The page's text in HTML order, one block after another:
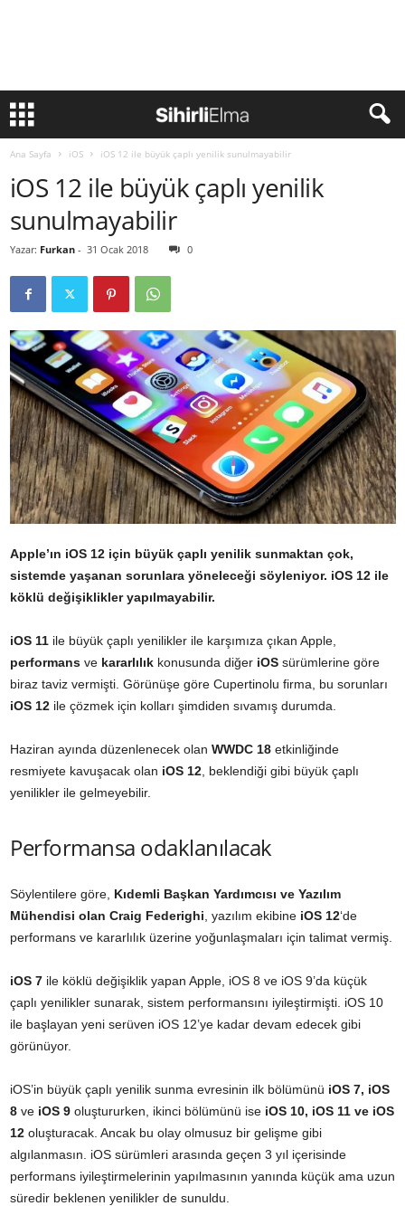
Ana Sayfa iOS iOS 12 ile büyük çaplı yenilik sunulmayabilir
iOS 12 ile büyük çaplı yenilik
sunulmayabilir
Yazar: Furkan - 31 Ocak 2018 0
Apple’ın iOS 12 için büyük çaplı yenilik sunmaktan çok,
sistemde yaşanan sorunlara yöneleceği söyleniyor. iOS 12 ile
köklü değişiklikler yapılmayabilir.
iOS 11 ile büyük çaplı yenilikler ile karşımıza çıkan Apple,
performans ve kararlılık konusunda diğer iOS sürümlerine göre
biraz taviz vermişti. Görünüşe göre Cupertinolu firma, bu sorunları
iOS 12 ile çözmek için kolları şimdiden sıvamış durumda.
Haziran ayında düzenlenecek olan WWDC 18 etkinliğinde
resmiyete kavuşacak olan iOS 12 , beklendiği gibi büyük çaplı
yenilikler ile gelmeyebilir.
Performansa odaklanılacak
Söylentilere göre, Kıdemli Başkan Yardımcısı ve Yazılım
Mühendisi olan Craig Federighi , yazılım ekibine iOS 12‘de
performans ve kararlılık üzerine yoğunlaşmaları için talimat vermiş.
iOS 7 ile köklü değişiklik yapan Apple, iOS 8 ve iOS 9’da küçük
çaplı yenilikler sunarak, sistem performansını iyileştirmişti. iOS 10
ile başlayan yeni serüven iOS 12’ye kadar devam edecek gibi
görünüyor.
iOS’in büyük çaplı yenilik sunma evresinin ilk bölümünü iOS 7, iOS
8 ve iOS 9 oluştururken, ikinci bölümünü ise iOS 10, iOS 11 ve iOS
12 oluşturacak. Ancak bu olay olmusuz bir gelişme gibi
algılanmasın. iOS sürümleri arasında geçen 3 yıl içerisinde
performans iyileştirmelerinin yapılmasının yanında küçük ama uzun
süredir beklenen yenilikler de sunuldu.